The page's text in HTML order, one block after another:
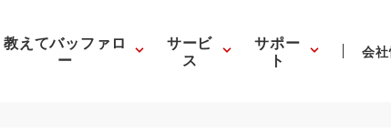
教えてバッファロ
ー
サービ
ス
サポー
ト 会